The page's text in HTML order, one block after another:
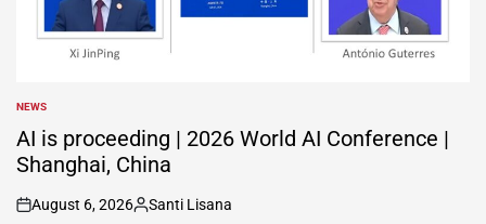
POSTED
IN
NEWS
AI is proceeding | 2026 World AI Conference |
Shanghai, China
on
August 6, 2026
Posted
Santi Lisana